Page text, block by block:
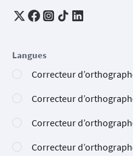
Langues
Correcteur
Correcteur
Correcteur
Correcteur